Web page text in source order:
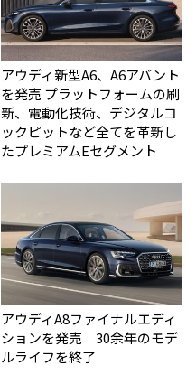
アウディ新型A6、A6アバント
を発売 プラットフォームの刷
新、電動化技術、デジタルコ
ックピットなど全てを革新し
たプレミアムEセグメント
アウディA8ファイナルエディ
ションを発売 30余年のモデ
ルライフを終了